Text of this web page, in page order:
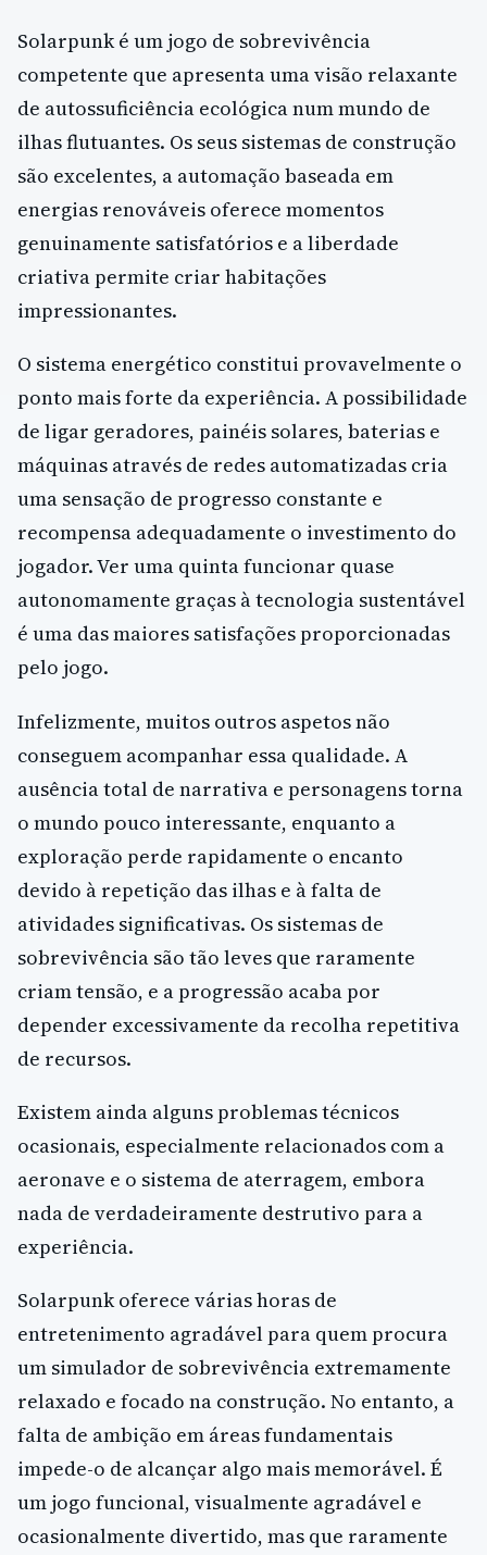
Solarpunk é um jogo de sobrevivência
competente que apresenta uma visão relaxante
de autossuficiência ecológica num mundo de
ilhas flutuantes. Os seus sistemas de construção
são excelentes, a automação baseada em
energias renováveis oferece momentos
genuinamente satisfatórios e a liberdade
criativa permite criar habitações
impressionantes.
O sistema energético constitui provavelmente o
ponto mais forte da experiência. A possibilidade
de ligar geradores, painéis solares, baterias e
máquinas através de redes automatizadas cria
uma sensação de progresso constante e
recompensa adequadamente o investimento do
jogador. Ver uma quinta funcionar quase
autonomamente graças à tecnologia sustentável
é uma das maiores satisfações proporcionadas
pelo jogo.
Infelizmente, muitos outros aspetos não
conseguem acompanhar essa qualidade. A
ausência total de narrativa e personagens torna
o mundo pouco interessante, enquanto a
exploração perde rapidamente o encanto
devido à repetição das ilhas e à falta de
atividades significativas. Os sistemas de
sobrevivência são tão leves que raramente
criam tensão, e a progressão acaba por
depender excessivamente da recolha repetitiva
de recursos.
Existem ainda alguns problemas técnicos
ocasionais, especialmente relacionados com a
aeronave e o sistema de aterragem, embora
nada de verdadeiramente destrutivo para a
experiência.
Solarpunk oferece várias horas de
entretenimento agradável para quem procura
um simulador de sobrevivência extremamente
relaxado e focado na construção. No entanto, a
falta de ambição em áreas fundamentais
impede-o de alcançar algo mais memorável. É
um jogo funcional, visualmente agradável e
ocasionalmente divertido, mas que raramente